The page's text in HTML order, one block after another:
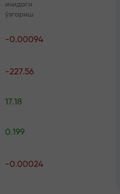
совғани танланг
ичидаги
ўзгариш
-0.00094
-227.56
17.18
0.199
-0.00024
билан аналитика